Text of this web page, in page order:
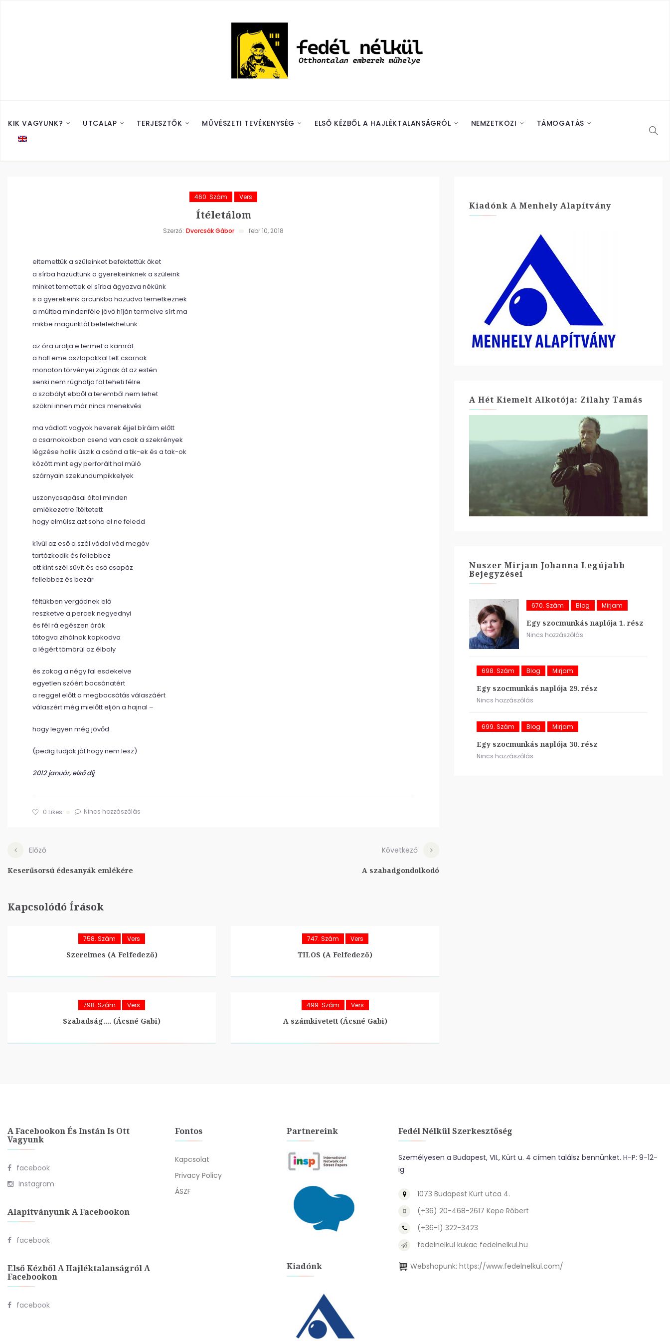
KIK VAGYUNK? UTCALAP TERJESZTŐK MŰVÉSZETI TEVÉKENYSÉG ELSŐ KÉZBŐL A HAJLÉKTALANSÁGRÓL NEMZETKÖZI TÁMOGATÁS
460. Szám Vers
Ítéletálom
Szerző: Dvorcsák Gábor febr 10, 2018
eltemettük a szüleinket befektettük őket
a sírba hazudtunk a gyerekeinknek a szüleink
minket temettek el sírba ágyazva nékünk
s a gyerekeink arcunkba hazudva temetkeznek
a múltba mindenféle jövő híján termelve sírt ma
mikbe magunktól belefekhetünk
az óra uralja e termet a kamrát
a hall eme oszlopokkal telt csarnok
monoton törvényei zúgnak át az estén
senki nem rúghatja föl teheti félre
a szabályt ebből a teremből nem lehet
szökni innen már nincs menekvés
ma vádlott vagyok heverek éjjel bíráim előtt
a csarnokokban csend van csak a szekrények
légzése hallik úszik a csönd a tik-ek és a tak-ok
között mint egy perforált hal múló
szárnyain szekundumpikkelyek
uszonycsapásai által minden
emlékezetre ítéltetett
hogy elmúlsz azt soha el ne feledd
kívül az eső a szél vádol véd megóv
tartózkodik és fellebbez
ott kint szél süvít és eső csapáz
fellebbez és bezár
féltükben vergődnek elő
reszketve a percek negyednyi
és fél rá egészen órák
tátogva zihálnak kapkodva
a légért tömörül az élboly
és zokog a négy fal esdekelve
egyetlen szóért bocsánatért
a reggel előtt a megbocsátás válaszáért
válaszért még mielőtt eljön a hajnal –
hogy legyen még jövőd
(pedig tudják jól hogy nem lesz)
2012 január, első díj
0 Likes Nincs hozzászólás
Előző
Keserűsorsú édesanyák emlékére
Következő
A szabadgondolkodó
Kapcsolódó Írások
758. Szám Vers
Szerelmes (A Felfedező)
747. Szám Vers
TILOS (A Felfedező)
798. Szám Vers
Szabadság…. (Ácsné Gabi)
499. Szám Vers
A számkivetett (Ácsné Gabi)
Kiadónk A Menhely Alapítvány
A Hét Kiemelt Alkotója: Zilahy Tamás
Nuszer Mirjam Johanna Legújabb
Bejegyzései
670. Szám Blog Mirjam
Egy szocmunkás naplója 1. rész
Nincs hozzászólás
698. Szám Blog Mirjam
Egy szocmunkás naplója 29. rész
Nincs hozzászólás
699. Szám Blog Mirjam
Egy szocmunkás naplója 30. rész
Nincs hozzászólás
A Facebookon És Instán Is Ott
Vagyunk
facebook
Instagram
Alapítványunk A Facebookon
facebook
Első Kézből A Hajléktalanságról A
Facebookon
facebook
Fontos
Kapcsolat
Privacy Policy
ÁSZF
Partnereink
Kiadónk
Fedél Nélkül Szerkesztőség
Személyesen a Budapest, VII., Kürt u. 4 címen találsz bennünket. H-P: 9-12-
ig
1073 Budapest Kürt utca 4.
(+36) 20-468-2617 Kepe Róbert
(+36-1) 322-3423
fedelnelkul kukac fedelnelkul.hu
Webshopunk: https://www.fedelnelkul.com/